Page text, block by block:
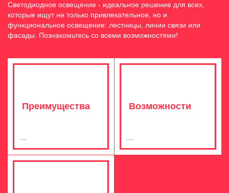
Светодиодное освещение - идеальное решение для всех,
которые ищут не только привлекательное, но и
функциональное освещение: лестницы, линии связи или
фасады. Познакомьтесь со всеми возможностями!
Преимущества Возможности